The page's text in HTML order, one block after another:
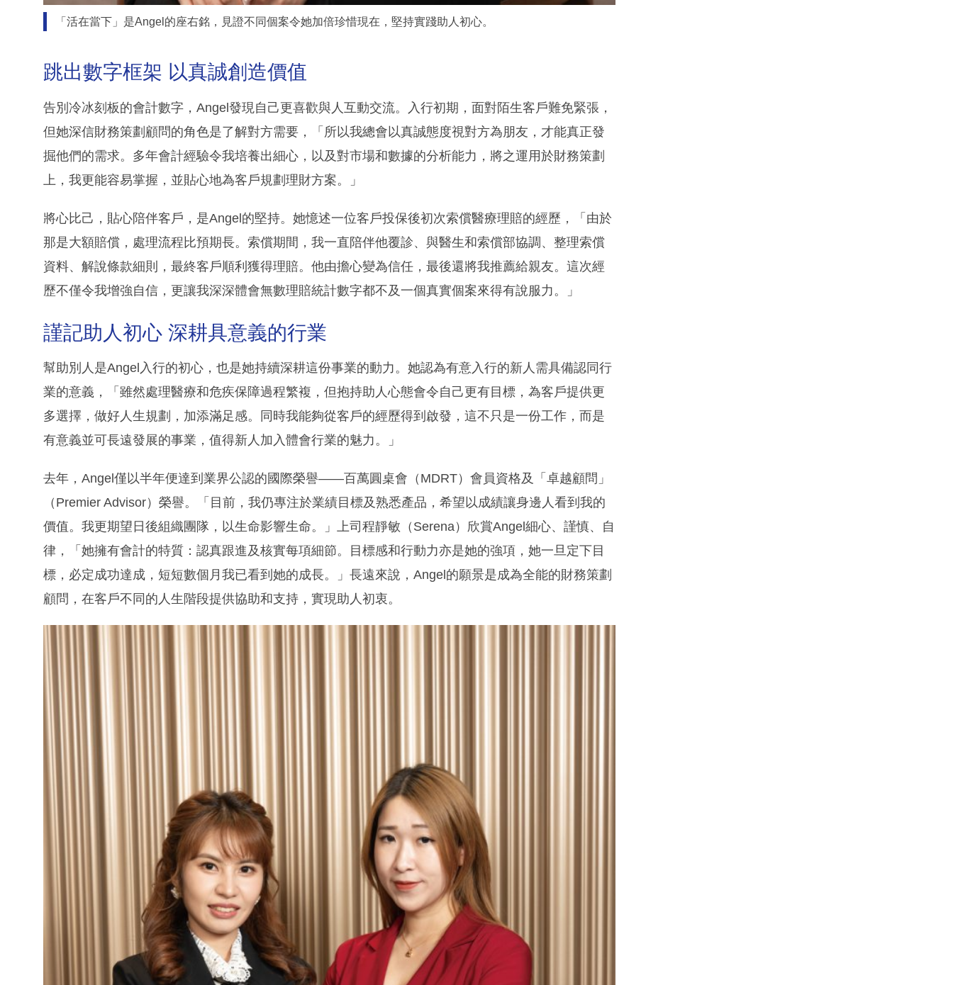
「活在當下」是Angel的座右銘，見證不同個案令她加倍珍惜現在，堅持實踐助人初心。
跳出數字框架 以真誠創造價值
告別冷冰刻板的會計數字，Angel發現自己更喜歡與人互動交流。入行初期，面對陌生客戶難免緊張，
但她深信財務策劃顧問的角色是了解對方需要，「所以我總會以真誠態度視對方為朋友，才能真正發
掘他們的需求。多年會計經驗令我培養出細心，以及對市場和數據的分析能力，將之運用於財務策劃
上，我更能容易掌握，並貼心地為客戶規劃理財方案。」
將心比己，貼心陪伴客戶，是Angel的堅持。她憶述一位客戶投保後初次索償醫療理賠的經歷，「由於
那是大額賠償，處理流程比預期長。索償期間，我一直陪伴他覆診、與醫生和索償部協調、整理索償
資料、解說條款細則，最終客戶順利獲得理賠。他由擔心變為信任，最後還將我推薦給親友。這次經
歷不僅令我增強自信，更讓我深深體會無數理賠統計數字都不及一個真實個案來得有說服力。」
謹記助人初心 深耕具意義的行業
幫助別人是Angel入行的初心，也是她持續深耕這份事業的動力。她認為有意入行的新人需具備認同行
業的意義，「雖然處理醫療和危疾保障過程繁複，但抱持助人心態會令自己更有目標，為客戶提供更
多選擇，做好人生規劃，加添滿足感。同時我能夠從客戶的經歷得到啟發，這不只是一份工作，而是
有意義並可長遠發展的事業，值得新人加入體會行業的魅力。」
去年，Angel僅以半年便達到業界公認的國際榮譽——百萬圓桌會（MDRT）會員資格及「卓越顧問」
（Premier Advisor）榮譽。「目前，我仍專注於業績目標及熟悉產品，希望以成績讓身邊人看到我的
價值。我更期望日後組織團隊，以生命影響生命。」上司程靜敏（Serena）欣賞Angel細心、謹慎、自
律，「她擁有會計的特質：認真跟進及核實每項細節。目標感和行動力亦是她的強項，她一旦定下目
標，必定成功達成，短短數個月我已看到她的成長。」長遠來說，Angel的願景是成為全能的財務策劃
顧問，在客戶不同的人生階段提供協助和支持，實現助人初衷。